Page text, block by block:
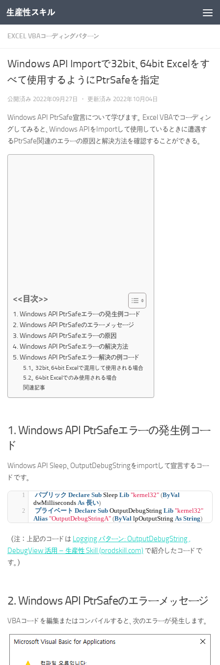
コンテンツへスキップ
生産性スキル
EXCEL VBAコーディングパターン
Windows API Importで32bit、64bit Excelをす
べて使用するようにPtrSafeを指定
公開済み 2022年09月27日 ・ 更新済み 2022年10月04日
Windows API PtrSafe宣言について学びます。 Excel VBAでコーディン
グしてみると、Windows APIをImportして使用しているときに遭遇す
るPtrSafe関連のエラーの原因と解決方法を確認することができる。
<<目次>>
1. Windows API PtrSafeエラーの発生例コード
2. Windows API PtrSafeのエラーメッセージ
3. Windows API PtrSafeエラーの原因
4. Windows API PtrSafeエラーの解決方法
5. Windows API PtrSafeエラー解決の例コード
5.1。 32bit、64bit Excelで混用して使用される場合
5.2。 64bit Excelでのみ使用される場合
関連記事
1. Windows API PtrSafeエラーの発生例コー
ド
Windows API Sleep、OutputDebugStringをimportして宣言するコー
ドです。
パブリック Declare Sub Sleep Lib "kernel32" (ByVal
dwMilliseconds As 長い)
プライベート Declare Sub OutputDebugString Lib "kernel32"
Alias "OutputDebugStringA" (ByVal lpOutputString As String)
（注：上記のコードは Logging パターン: OutputDebugString ,
DebugView 活用 – 生産性 Skill (prodskill.com) で紹介したコードで
す。）
2. Windows API PtrSafeのエラーメッセージ
VBAコードを編集またはコンパイルすると、次のエラーが発生します。